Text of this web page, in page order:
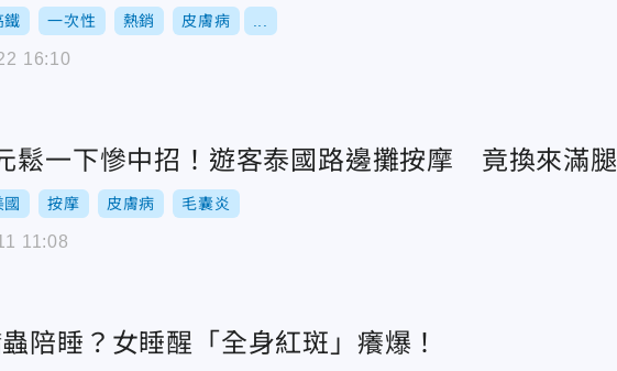
鐵 一次性 熱銷 皮膚病
16:10
鬆一下慘中招！遊客泰國路邊攤按摩 竟換來滿
國 按摩 皮膚病 毛囊炎
11:08
陪睡？女睡醒「全身紅斑」癢爆！